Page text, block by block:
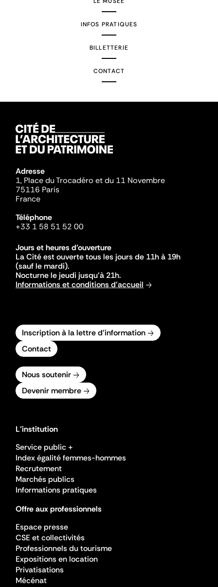
INFOS PRATIQUES
BILLETTERIE
CONTACT
Adresse
1, Place du Trocadéro et du 11 Novembre
75116 Paris
France
Téléphone
+33 1 58 51 52 00
Jours et heures d'ouverture
La Cité est ouverte tous les jours de 11h à 19h
(sauf le mardi).
Nocturne le jeudi jusqu'à 21h.
Informations et conditions d'accueil
Inscription à la lettre d'information
Contact
Nous soutenir
Devenir membre
L'institution
Service public +
Index égalité femmes-hommes
Recrutement
Marchés publics
Informations pratiques
Offre aux professionnels
Espace presse
CSE et collectivités
Professionnels du tourisme
Expositions en location
Privatisations
Mécénat